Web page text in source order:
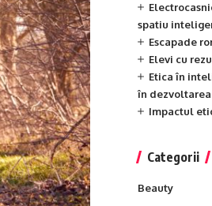
spatiu
Escapade
Elevi cu
Etica în
în dezvoltarea
Impactul
Categorii
Beauty